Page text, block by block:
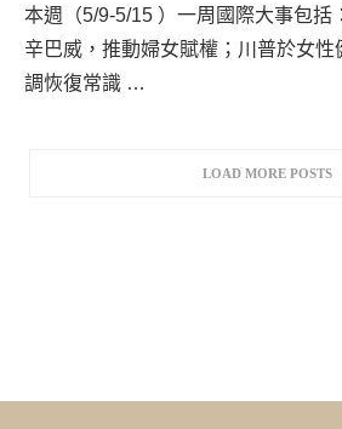
本週（5/9-5/15 ）一周國際大事包括
辛巴威，推動婦女賦權；川普於女性
調恢復常識 …
LOAD MORE POSTS